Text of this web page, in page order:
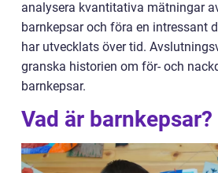
analysera kvantitativa mätningar
barnkepsar och föra en intressant
har utvecklats över tid.
granska historien om för- och
barnkepsar.
Vad är barnkepsar?